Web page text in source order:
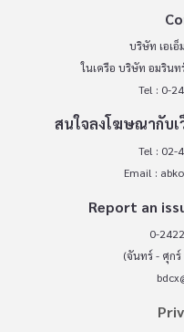
บริษัท เอเ
ในเครือ บริษัท อมริน
Tel : 0-
สนใจลงโฆษณากับเ
Tel : 02-
Email :
Report an
0-
(จันทร์ - ศุกร์